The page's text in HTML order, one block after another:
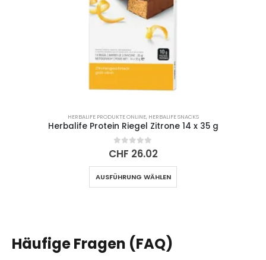
HERBALIFE PRODUKTE ONLINE, HERBALIFE SNACKS
Herbalife Protein Riegel Zitrone 14 x 35 g
0 out of 5
CHF 26.02
AUSFÜHRUNG WÄHLEN
Häufige Fragen (FAQ)